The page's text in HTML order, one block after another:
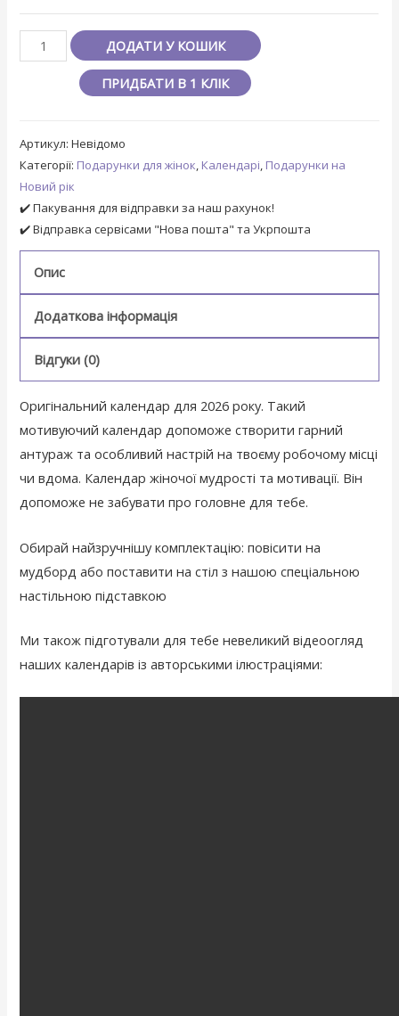
ДОДАТИ У КОШИК
ПРИДБАТИ В 1 КЛІК
Артикул:Невідомо
Категорії: Подарунки для жінок, Календарі, Подарунки на
Новий рік
✔️ Пакування для відправки за наш рахунок!
✔️ Відправка сервісами "Нова пошта" та Укрпошта
Опис
Додаткова інформація
Відгуки (0)
Оригінальний календар для 2026 року. Такий
мотивуючий календар допоможе створити гарний
антураж та особливий настрій на твоєму робочому місці
чи вдома. Календар жіночої мудрості та мотивації. Він
допоможе не забувати про головне для тебе.
Обирай найзручнішу комплектацію: повісити на
мудборд або поставити на стіл з нашою спеціальною
настільною підставкою
Ми також підготували для тебе невеликий відеоогляд
наших календарів із авторськими ілюстраціями: